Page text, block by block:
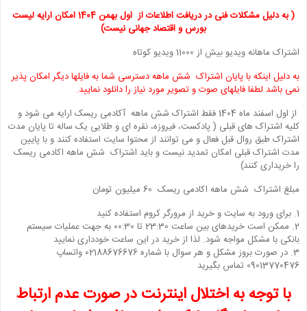
( به دلیل مشکلات فنی در دریافت اطلاعات از اول بهمن 1404 امکان ارایه لیست
بورس و اقتصاد جهانی نیست)
اشتراک ماهانه ویدیو بیش از 11000 ویدیو کوتاه
به دلیل اینکه با پایان اشتراک شش ماهه دسترسی شما به فایلها دیگر امکان پذیر
نمی باشد لطفا فایلهای صوت و تصویر مورد نیاز را دانلود نمایید.
از اول اسفند ماه 1404 فقط اشتراک شش ماهه آکادمی ریسک ارایه می شود و
کلیه اشتراک های قبلی ( پادکست، فیروزه، نقره ای و طلایی یک ساله تا پایان مدت
اشتراک طبق روال قبل فعال و می توانند از محتوا سایت استفاده کنند و با پایین
مدت اشتراک قبلی امکان تمدید نیست و باید اشتراک شش ماهه اکادمی ریسک
را خریداری کنند)
مبلغ اشتراک شش ماهه اکادمی ریسک 60 میلیون تومان
1. برای ورود به سایت و خرید از مرورگر کروم استفاده کنید
2. ممکن است خریدهای بین ساعت 23:30 تا 00:30 به جهت عملیات سیستم
بانکی با مشکل مواجه شود. لذا از خرید در این ساعت خودداری نمایید
3. در صورت بروز مشکل و هر سوال با شماره 02188676676 واتساپ
09013770476 تماس بگیرید
با توجه به اختلال اینترنت در صورت عدم ارتباط